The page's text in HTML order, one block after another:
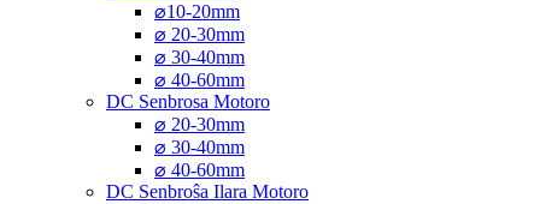
⌀10-20mm
⌀ 20-30mm
⌀ 30-40mm
⌀ 40-60mm
DC Senbrosa Motoro
⌀ 20-30mm
⌀ 30-40mm
⌀ 40-60mm
DC Senbroŝa Ilara Motoro